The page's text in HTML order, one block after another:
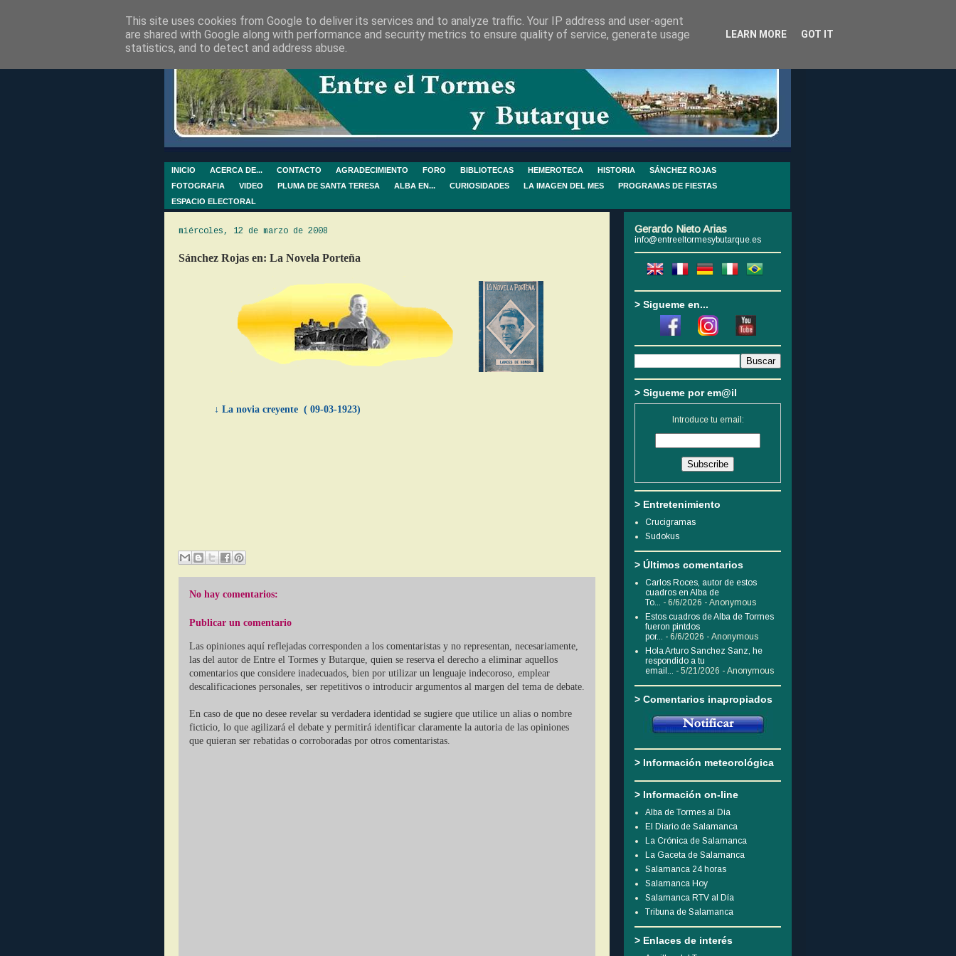
INICIO ACERCA DE... CONTACTO AGRADECIMIENTO FORO BIBLIOTECAS HEMEROTECA HISTORIA
SÁNCHEZ ROJAS
FOTOGRAFIA
VIDEO PLUMA DE SANTA TERESA ALBA EN... CURIOSIDADES LA IMAGEN DEL MES
PROGRAMAS DE FIESTAS
ESPACIO ELECTORAL
miércoles, 12 de marzo de 2008
Sánchez Rojas en: La Novela Porteña
↓ La novia creyente ( 09-03-1923)
No hay comentarios:
Publicar un comentario
Las opiniones aquí reflejadas corresponden a los comentaristas y no representan, necesariamente,
las del autor de Entre el Tormes y Butarque, quien se reserva el derecho a eliminar aquellos
comentarios que considere inadecuados, bien por utilizar un lenguaje indecoroso, emplear
descalificaciones personales, ser repetitivos o introducir argumentos al margen del tema de debate.
En caso de que no desee revelar su verdadera identidad se sugiere que utilice un alias o nombre
ficticio, lo que agilizará el debate y permitirá identificar claramente la autoria de las opiniones
que quieran ser rebatidas o corroboradas por otros comentaristas.
Gerardo Nieto Arias
info@entreeltormesybutarque.es
> Sigueme en...
> Sigueme por em@il
Introduce tu email:
> Entretenimiento
Crucigramas
Sudokus
> Últimos comentarios
Carlos Roces, autor de estos
cuadros en Alba de
To... - 6/6/2026 - Anonymous
Estos cuadros de Alba de Tormes
fueron pintdos
por... - 6/6/2026 - Anonymous
Hola Arturo Sanchez Sanz, he
respondido a tu
email... - 5/21/2026 - Anonymous
> Comentarios inapropiados
> Información meteorológica
> Información on-line
Alba de Tormes al Dia
El Diario de Salamanca
La Crónica de Salamanca
La Gaceta de Salamanca
Salamanca 24 horas
Salamanca Hoy
Salamanca RTV al Día
Tribuna de Salamanca
> Enlaces de interés
This site uses cookies from Google to deliver its services and to analyze traffic. Your IP address and user-agent
are shared with Google along with performance and security metrics to ensure quality of service, generate usage
statistics, and to detect and address abuse.
LEARN MORE GOT IT